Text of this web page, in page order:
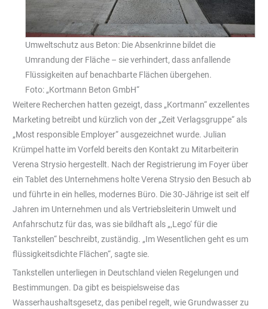
Umweltschutz aus Beton: Die Absenkrinne bildet die
Umrandung der Fläche – sie verhindert, dass anfallende
Flüssigkeiten auf benachbarte Flächen übergehen.
Foto: „Kortmann Beton GmbH“
Weitere Recherchen hatten gezeigt, dass „Kortmann“ exzellentes
Marketing betreibt und kürzlich von der „Zeit Verlagsgruppe“ als
„Most responsible Employer“ ausgezeichnet wurde. Julian
Krümpel hatte im Vorfeld bereits den Kontakt zu Mitarbeiterin
Verena Strysio hergestellt. Nach der Registrierung im Foyer über
ein Tablet des Unternehmens holte Verena Strysio den Besuch ab
und führte in ein helles, modernes Büro. Die 30-Jährige ist seit elf
Jahren im Unternehmen und als Vertriebsleiterin Umwelt und
Anfahrschutz für das, was sie bildhaft als „‚Lego‘ für die
Tankstellen“ beschreibt, zuständig. „Im Wesentlichen geht es um
flüssigkeitsdichte Flächen“, sagte sie.
Tankstellen unterliegen in Deutschland vielen Regelungen und
Bestimmungen. Da gibt es beispielsweise das
Wasserhaushaltsgesetz, das penibel regelt, wie Grundwasser zu